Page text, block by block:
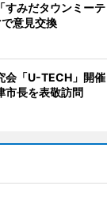
すみだタウンミーテ
意見交換
会「U-TECH」開催
長を表敬訪問